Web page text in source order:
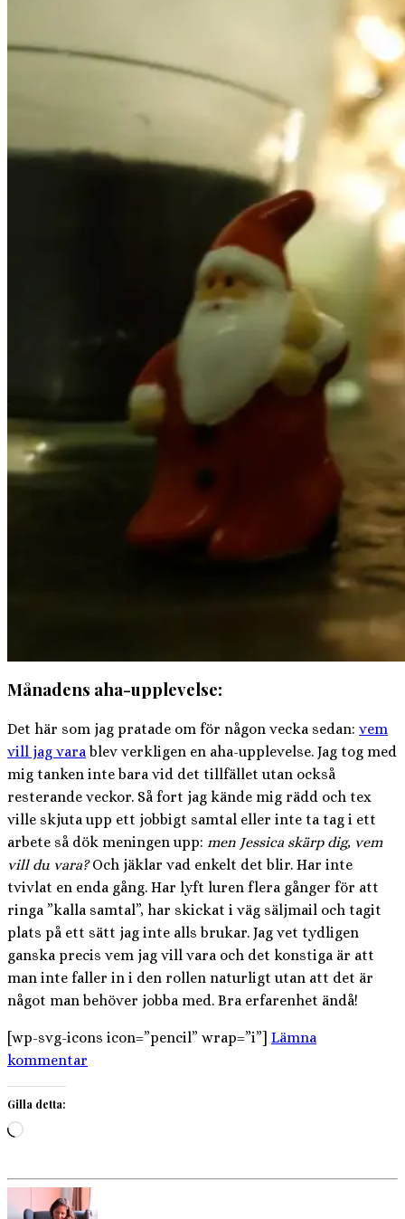
Månadens aha-upplevelse:
Det här som jag pratade om för någon vecka sedan: vem
vill jag vara blev verkligen en aha-upplevelse. Jag tog med
mig tanken inte bara vid det tillfället utan också
resterande veckor. Så fort jag kände mig rädd och tex
ville skjuta upp ett jobbigt samtal eller inte ta tag i ett
arbete så dök meningen upp: men Jessica skärp dig, vem
vill du vara?Och jäklar vad enkelt det blir. Har inte
tvivlat en enda gång. Har lyft luren flera gånger för att
ringa ”kalla samtal”, har skickat i väg säljmail och tagit
plats på ett sätt jag inte alls brukar. Jag vet tydligen
ganska precis vem jag vill vara och det konstiga är att
man inte faller in i den rollen naturligt utan att det är
något man behöver jobba med. Bra erfarenhet ändå!
[wp-svg-icons icon=”pencil” wrap=”i”] Lämna
kommentar
Gilla detta:
Laddar
…